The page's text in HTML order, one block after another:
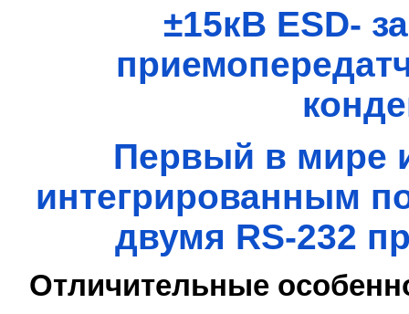
±15кВ ESD-
Первый в мире
интегрированным
двумя RS-232
Отличительные